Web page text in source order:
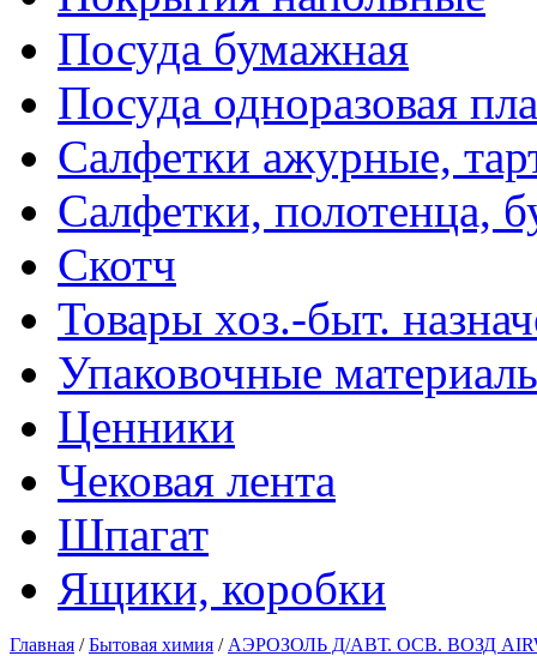
Посуда бумажная
Посуда одноразовая
Салфетки ажурные,
Салфетки, полотенца,
Скотч
Товары хоз.-быт.
Упаковочные
Ценники
Чековая лента
Шпагат
Ящики, коробки
Главная /Бытовая химия / АЭРОЗОЛЬ Д/АВТ. ОСВ. ВОЗД